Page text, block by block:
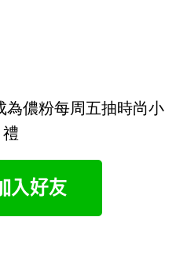
為儂粉每周五抽時尚小
禮